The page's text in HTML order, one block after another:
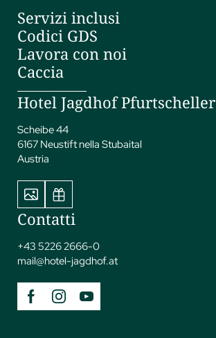
Servizi inclusi
Codici GDS
Lavora con noi
Caccia
Hotel Jagdhof Pfurtscheller
Scheibe 44
6167 Neustift nella Stubaital
Austria
Contatti
+43 5226 2666-0
mail@hotel-jagdhof.at